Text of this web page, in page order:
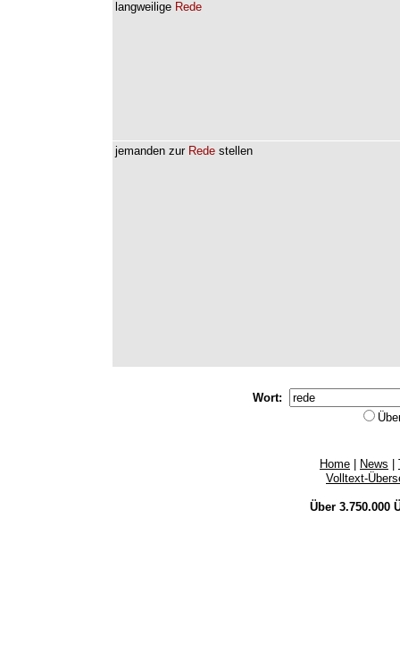
langweilige Rede
jemanden zur Rede stellen
Wort:
Home News
Volltext-
Über 3.750.000